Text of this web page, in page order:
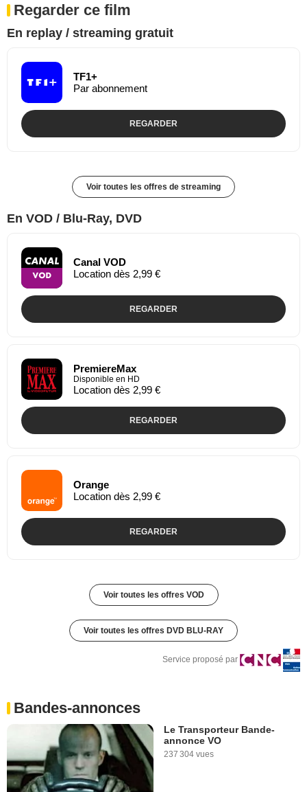
Regarder ce film
En replay / streaming gratuit
TF1+
Par abonnement
REGARDER
Voir toutes les offres de streaming
En VOD / Blu-Ray, DVD
Canal VOD
Location dès 2,99 €
REGARDER
PremiereMax
Disponible en HD
Location dès 2,99 €
REGARDER
Orange
Location dès 2,99 €
REGARDER
Voir toutes les offres VOD
Voir toutes les offres DVD BLU-RAY
Service proposé par
Bandes-annonces
Le Transporteur Bande-
annonce VO
237 304 vues